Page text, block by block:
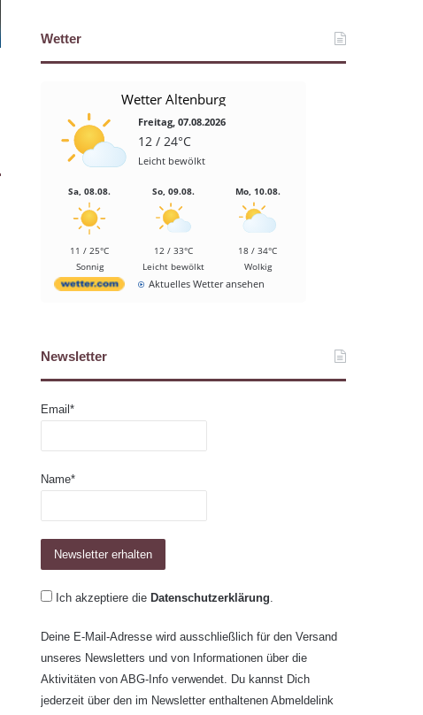
Wetter
Wetter Altenburg
Freitag, 07.08.2026
12 / 24°C
Leicht bewölkt
Sa, 08.08.
11 / 25°C
Sonnig
So, 09.08.
12 / 33°C
Leicht bewölkt
Mo, 10.08.
18 / 34°C
Wolkig
Aktuelles Wetter ansehen
Newsletter
Email*
Name*
Ich akzeptiere die Datenschutzerklärung.
Deine E-Mail-Adresse wird ausschließlich für den Versand
unseres Newsletters und von Informationen über die
Aktivitäten von ABG-Info verwendet. Du kannst Dich
jederzeit über den im Newsletter enthaltenen Abmeldelink